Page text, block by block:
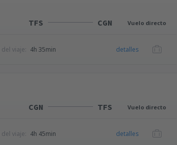
TFS CGN Vuelo directo
viaje: 4h 35min detalles
CGN TFS Vuelo directo
viaje: 4h 45min detalles